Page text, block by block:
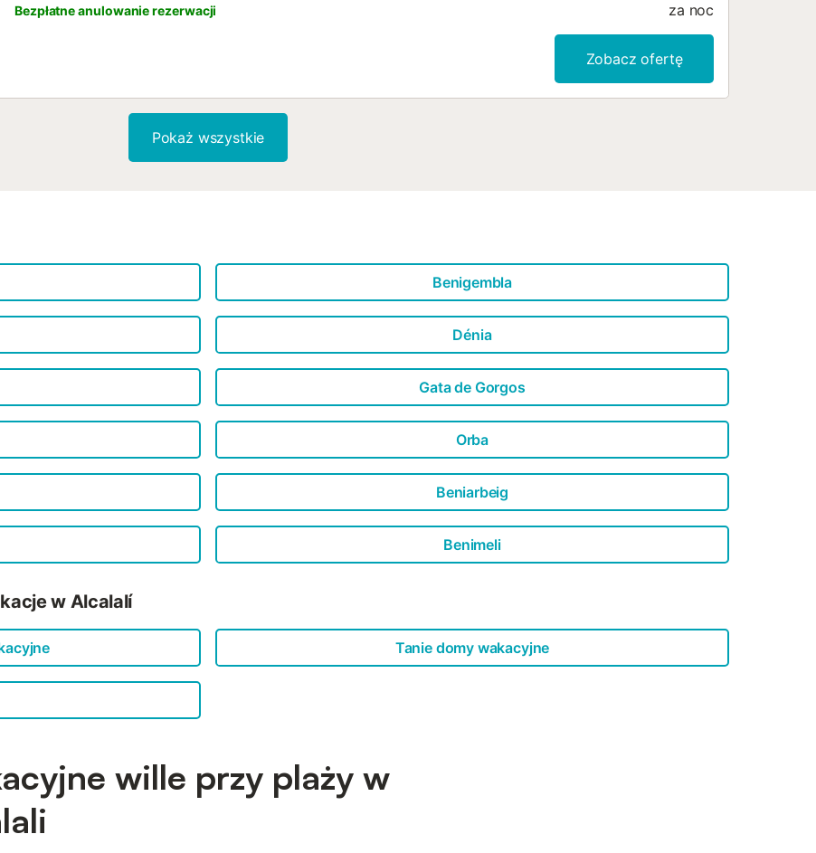
Bezpłatne anulowanie rezerwacji
za noc
Zobacz ofertę
Pokaż wszystkie
Benigembla
Dénia
Gata de Gorgos
Orba
Beniarbeig
Benimeli
w Alcalalí
Tanie domy wakacyjne
wille przy plaży w